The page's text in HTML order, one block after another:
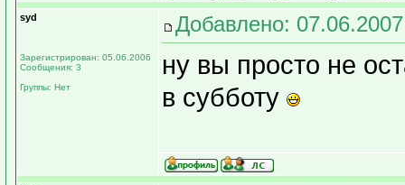
syd
Зарегистрирован: 05.06.2006
Сообщения: 3
Группы: Нет
Добавлено:
ну вы просто не
в субботу